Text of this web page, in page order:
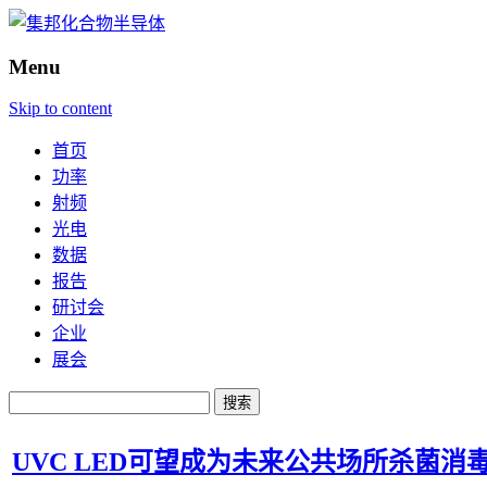
Menu
Skip to content
首页
功率
射频
光电
数据
报告
研讨会
企业
展会
UVC LED可望成为未来公共场所杀菌消毒